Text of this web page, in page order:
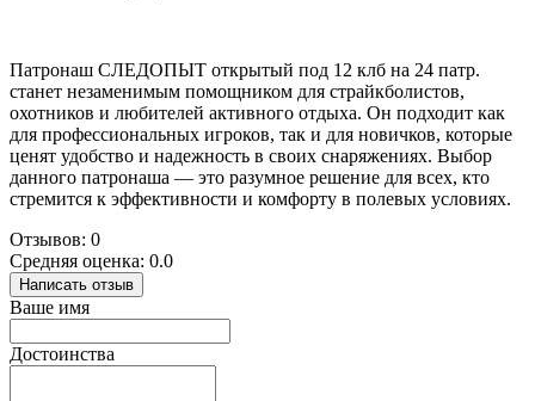
Патронаш СЛЕДОПЫТ открытый под 12 клб на 24 патр.
станет незаменимым помощником для страйкболистов,
охотников и любителей активного отдыха. Он подходит как
для профессиональных игроков, так и для новичков, которые
ценят удобство и надежность в своих снаряжениях. Выбор
данного патронаша — это разумное решение для всех, кто
стремится к эффективности и комфорту в полевых условиях.
Отзывов: 0
Средняя оценка: 0.0
Написать отзыв
Ваше имя
Достоинства